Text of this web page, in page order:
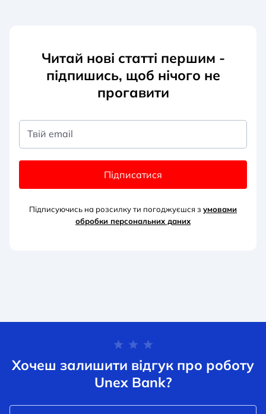
Читай нові статті першим -
підпишись, щоб нічого не
прогавити
Твій email
Підписатися
Підписуючись на розсилку ти погоджуєшся з умовами
обробки персональних даних
Хочеш залишити відгук про роботу
Unex Bank?